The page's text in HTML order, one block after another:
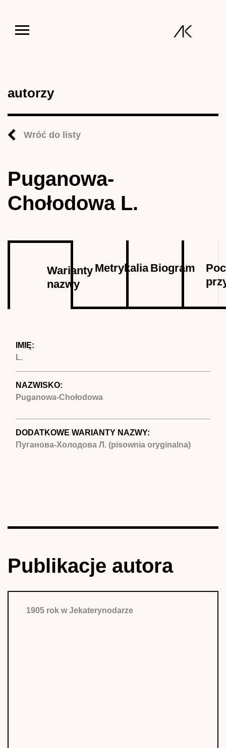
autorzy
Wróć do listy
Puganowa-
Chołodowa L.
Warianty
nazwy
karta)
MetrykaliaBiogram
IMIĘ:
L.
NAZWISKO:
Puganowa-Chołodowa
DODATKOWE WARIANTY NAZWY:
Пуганова-Холодова Л. (pisownia oryginalna)
Publikacje autora
1905 rok w Jekaterynodarze